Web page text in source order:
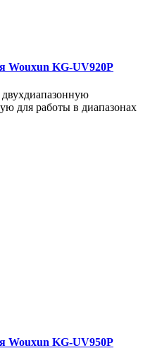
Wouxun KG-UV920P
для работы в диапазонах
Wouxun KG-UV950P